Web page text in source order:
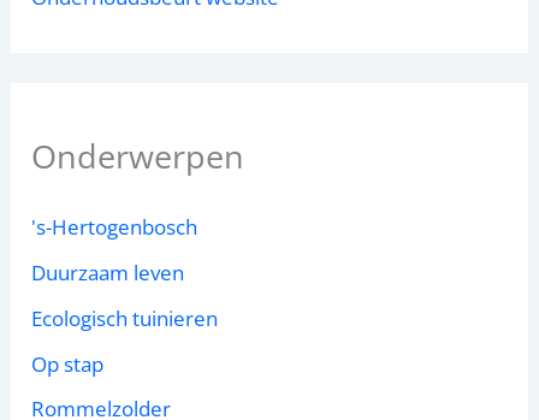
Onderwerpen
's-Hertogenbosch
Duurzaam leven
Ecologisch tuinieren
Op stap
Rommelzolder